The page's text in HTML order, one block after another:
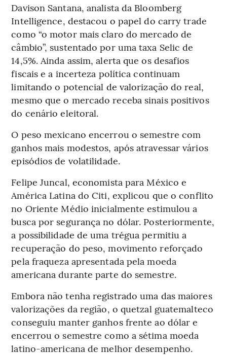
Davison Santana, analista da Bloomberg
Intelligence, destacou o papel do carry trade
como “o motor mais claro do mercado de
câmbio”, sustentado por uma taxa Selic de
14,5%. Ainda assim, alerta que os desafios
fiscais e a incerteza política continuam
limitando o potencial de valorização do real,
mesmo que o mercado receba sinais positivos
do cenário eleitoral.
O peso mexicano encerrou o semestre com
ganhos mais modestos, após atravessar vários
episódios de volatilidade.
Felipe Juncal, economista para México e
América Latina do Citi, explicou que o conflito
no Oriente Médio inicialmente estimulou a
busca por segurança no dólar. Posteriormente,
a possibilidade de uma trégua permitiu a
recuperação do peso, movimento reforçado
pela fraqueza apresentada pela moeda
americana durante parte do semestre.
Embora não tenha registrado uma das maiores
valorizações da região, o quetzal guatemalteco
conseguiu manter ganhos frente ao dólar e
encerrou o semestre como a sétima moeda
latino-americana de melhor desempenho.